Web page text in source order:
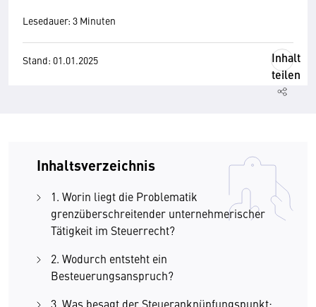
Lesedauer: 3 Minuten
Stand: 01.01.2025
Inhalt
teilen
Inhaltsverzeichnis
1. Worin liegt die Problematik
grenzüberschreitender unternehmerischer
Tätigkeit im Steuerrecht?
2. Wodurch entsteht ein
Besteuerungsanspruch?
3. Was besagt der Steueranknüpfungspunkt: